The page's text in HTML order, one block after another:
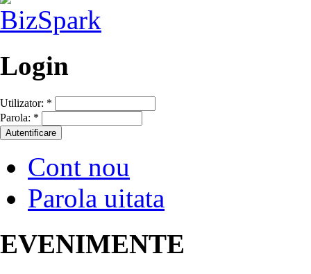
Login
Utilizator: *
Parola: *
Cont nou
Parola uitata
EVENIMENTE